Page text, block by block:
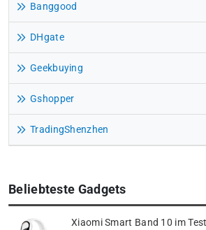
Banggood
DHgate
Geekbuying
Gshopper
TradingShenzhen
Beliebteste Gadgets
Xiaomi Smart Band 10 im